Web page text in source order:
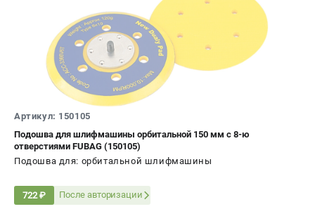
Артикул: 150105
Подошва для шлифмашины орбитальной 150 мм с 8-ю
отверстиями FUBAG (150105)
Подошва для: орбитальной шлифмашины
722 ₽ После авторизации